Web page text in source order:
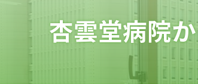
杏雲堂病院